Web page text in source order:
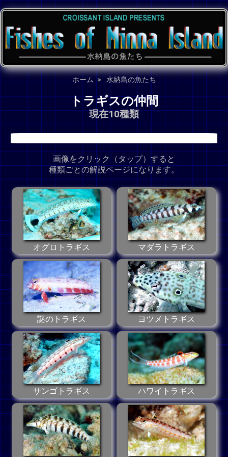
ホーム 水納島の魚たち
トラギスの仲間
現在10種類
画像をクリック（タップ）すると
種類ごとの解説ページになります。
オグロトラギス マダラトラギス
謎のトラギス ヨツメトラギス
サンゴトラギス ハワイトラギス